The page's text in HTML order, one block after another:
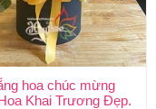
hoa chúc mừng
Khai Trương Đẹp.